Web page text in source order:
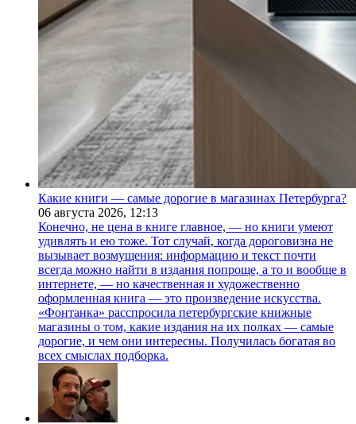
Какие книги — самые дорогие в магазинах Петербурга?
06 августа 2026, 12:13
Конечно, не цена в книге главное, — но книги умеют
удивлять и ею тоже. Тот случай, когда дороговизна не
вызывает возмущения: информацию и текст почти
всегда можно найти в издания попроще, а то и вообще в
интернете, — но качественная и художественно
оформленная книга — это произведение искусства.
«Фонтанка» расспросила петербургские книжные
магазины о том, какие издания на их полках — самые
дорогие, и чем они интересны. Получилась богатая во
всех смыслах подборка.